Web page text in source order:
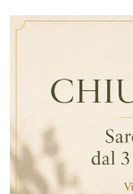
TISANE E
Prodotti